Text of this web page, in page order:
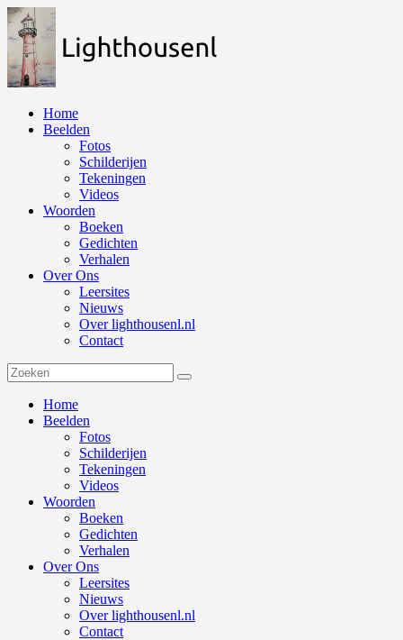
Naar
de
inhoud
springen
Home
Beelden
Fotos
Schilderijen
Tekeningen
Videos
Woorden
Boeken
Gedichten
Verhalen
Over Ons
Leersites
Nieuws
Over lighthousenl.nl
Contact
Home
Beelden
Fotos
Schilderijen
Tekeningen
Videos
Woorden
Boeken
Gedichten
Verhalen
Over Ons
Leersites
Nieuws
Over lighthousenl.nl
Contact